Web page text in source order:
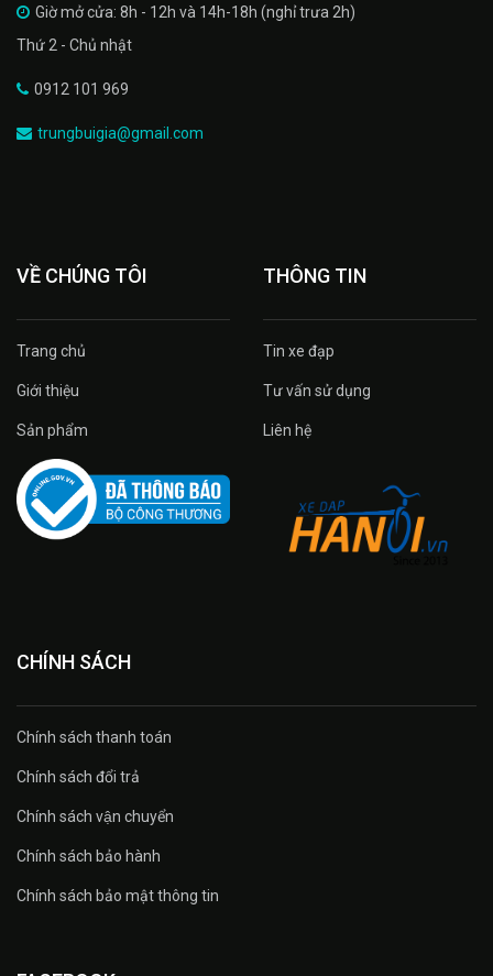
Giờ mở cửa: 8h - 12h và 14h-18h (nghỉ trưa 2h)
Thứ 2 - Chủ nhật
0912 101 969
trungbuigia@gmail.com
VỀ CHÚNG TÔI
Trang chủ
Giới thiệu
Sản phẩm
THÔNG TIN
Tin xe đạp
Tư vấn sử dụng
Liên hệ
CHÍNH SÁCH
Chính sách thanh toán
Chính sách đổi trả
Chính sách vận chuyển
Chính sách bảo hành
Chính sách bảo mật thông tin